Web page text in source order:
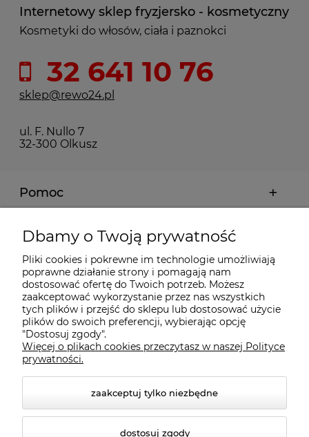
Internetowy sklep fryzjersko - kosmetyczny
Kosmetyki do włosów, ciała i paznokci
32 641 10 76
sklep@rewo24.pl
ul. F. Nullo 7
32-300 Olkusz
Pomoc
Moje konto
Płatności i dostawa
Informacje
O nas
Dbamy o Twoją prywatność
Pliki cookies i pokrewne im technologie umożliwiają
poprawne działanie strony i pomagają nam
dostosować ofertę do Twoich potrzeb. Możesz
zaakceptować wykorzystanie przez nas wszystkich
tych plików i przejść do sklepu lub dostosować użycie
plików do swoich preferencji, wybierając opcję
"Dostosuj zgody".
Więcej o plikach cookies przeczytasz w naszej Polityce
prywatności.
zaakceptuj tylko niezbędne
dostosuj zgody